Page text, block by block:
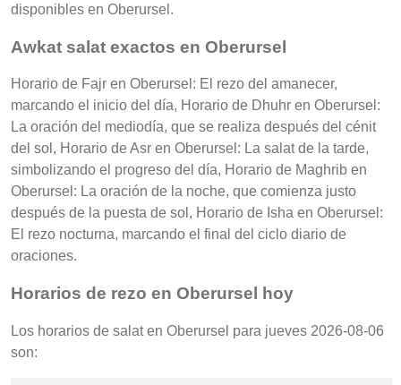
disponibles en Oberursel.
Awkat salat exactos en Oberursel
Horario de Fajr en Oberursel: El rezo del amanecer,
marcando el inicio del día, Horario de Dhuhr en Oberursel:
La oración del mediodía, que se realiza después del cénit
del sol, Horario de Asr en Oberursel: La salat de la tarde,
simbolizando el progreso del día, Horario de Maghrib en
Oberursel: La oración de la noche, que comienza justo
después de la puesta de sol, Horario de Isha en Oberursel:
El rezo nocturna, marcando el final del ciclo diario de
oraciones.
Horarios de rezo en Oberursel hoy
Los horarios de salat en Oberursel para jueves 2026-08-06
son: